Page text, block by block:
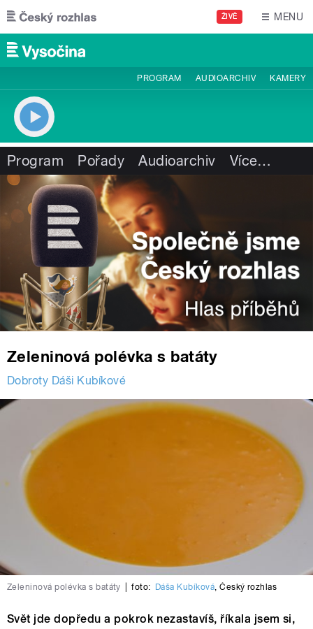
Přejít k hlavnímu obsahu
ŽIVĚ MENU
PROGRAM AUDIOARCHIV KAMERY
Program Pořady Audioarchiv Více…
Zeleninová polévka s batáty
Dobroty Dáši Kubíkové
Zeleninová polévka s batáty foto: Dáša Kubíková,Český rozhlas
Svět jde dopředu a pokrok nezastavíš, říkala jsem si,